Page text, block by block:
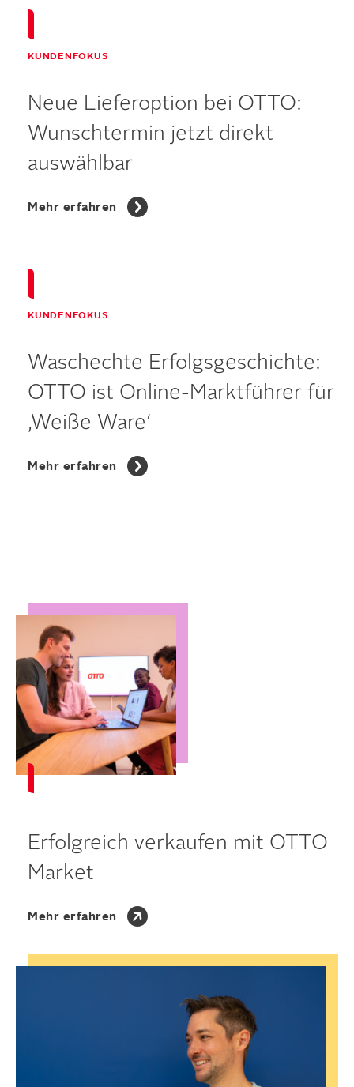
KUNDENFOKUS
Neue Lieferoption bei OTTO:
Wunschtermin jetzt direkt
auswählbar
Mehr erfahren
KUNDENFOKUS
Waschechte Erfolgsgeschichte:
OTTO ist Online-Marktführer für
‚Weiße Ware‘
Mehr erfahren
Erfolgreich verkaufen mit OTTO
Market
Mehr erfahren